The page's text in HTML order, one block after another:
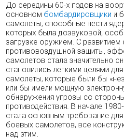
До середины 60-х годов на
основном бомбардировщики и
самолеты, способные нести
которых была дозвуковой,
загрузке оружием. С развитием
противовоздушной защиты,
самолетов стала значительно
становились легкими целями
самолеты, которые были бы
или бы имели мощную
обнаружения угрозы со
противодействия. В начале
стала основным требование
боевых самолетов, все
над этим.